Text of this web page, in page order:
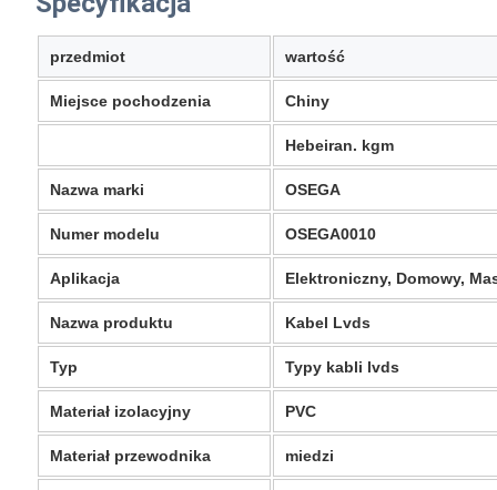
przedmiot wartość
Miejsce pochodzenia Chiny
Hebeiran. kgm
Nazwa marki OSEGA
Numer modelu OSEGA0010
Aplikacja Elektroniczny, Domowy,
Nazwa produktu Kabel Lvds
Typ Typy kabli lvds
Materiał izolacyjny PVC
Materiał przewodnika miedzi